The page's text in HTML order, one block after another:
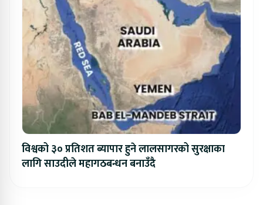
विश्वको ३० प्रतिशत ब्यापार हुने लालसागरको सुरक्षाका
लागि साउदीले महागठबन्धन बनाउँदै